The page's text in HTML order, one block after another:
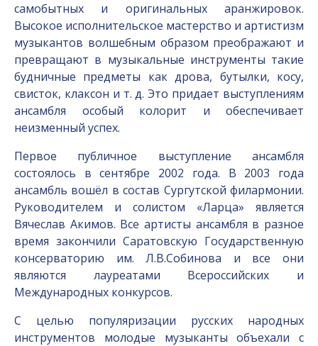
самобытных и оригинальных аранжировок.
Высокое исполнительское мастерство и артистизм
музыкантов волшебным образом преображают и
превращают в музыкальные инструменты такие
будничные предметы как дрова, бутылки, косу,
свисток, клаксон и т. д. Это придает выступлениям
ансамбля особый колорит и обеспечивает
неизменный успех.
Первое публичное выступление ансамбля
состоялось в сентябре 2002 года. В 2003 года
ансамбль вошёл в состав Сургутской филармонии.
Руководителем и солистом «Ларца» является
Вячеслав Акимов. Все артисты ансамбля в разное
время закончили Саратовскую Государственную
консерваторию им. Л.В.Собинова и все они
являются лауреатами Всероссийских и
Международных конкурсов.
С целью популяризации русских народных
инструментов молодые музыканты объехали с